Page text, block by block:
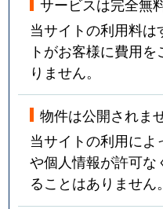
当サイトの利用料は
トがお客様に費用
りません。
物件は公開されま
当サイトの利用に
や個人情報が許可
ることはありません。